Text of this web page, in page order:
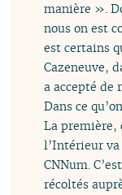
manière ».
nous on est
est certains
Cazeneuve,
a accepté de
Dans ce
La première,
l’Intérieur
CNNum.
récoltés